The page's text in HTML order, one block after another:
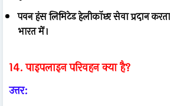
पवन हंस लिमिटेड हेलीकॉप्टर सेवा प्रदान
भारत में।
14. पाइपलाइन परिवहन क्या है?
उत्तर: